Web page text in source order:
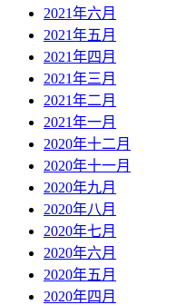
2021年六月
2021年五月
2021年四月
2021年三月
2021年二月
2021年一月
2020年十二月
2020年十一月
2020年九月
2020年八月
2020年七月
2020年六月
2020年五月
2020年四月